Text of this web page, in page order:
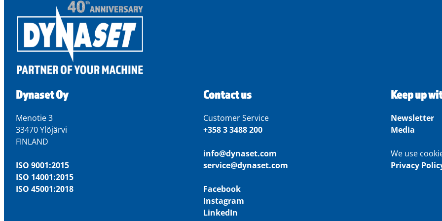
Dynaset Oy
Menotie 3
33470 Ylöjärvi
FINLAND
ISO 9001:2015
ISO 14001:2015
ISO 45001:2018
Contact us
Customer Service
+358 3 3488 200
info@dynaset.com
service@dynaset.com
Facebook
Instagram
LinkedIn
Keep up
Newsletter
Media
We use
Privacy